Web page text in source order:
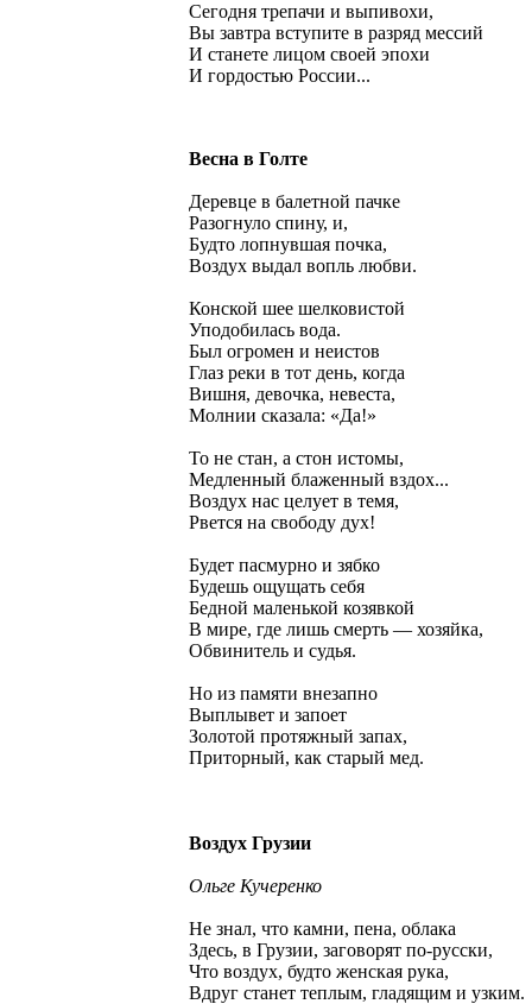
Сегодня трепачи и выпивохи,
Вы завтра вступите в разряд мессий
И станете лицом своей эпохи
И гордостью России...
Весна в Голте
Деревце в балетной пачке
Разогнуло спину, и,
Будто лопнувшая почка,
Воздух выдал вопль любви.
Конской шее шелковистой
Уподобилась вода.
Был огромен и неистов
Глаз реки в тот день, когда
Вишня, девочка, невеста,
Молнии сказала: «Да!»
То не стан, а стон истомы,
Медленный блаженный вздох...
Воздух нас целует в темя,
Рвется на свободу дух!
Будет пасмурно и зябко
Будешь ощущать себя
Бедной маленькой козявкой
В мире, где лишь смерть — хозяйка,
Обвинитель и судья.
Но из памяти внезапно
Выплывет и запоет
Золотой протяжный запах,
Приторный, как старый мед.
Воздух Грузии
Ольге Кучеренко
Не знал, что камни, пена, облака
Здесь, в Грузии, заговорят по-русски,
Что воздух, будто женская рука,
Вдруг станет теплым, гладящим и узким.